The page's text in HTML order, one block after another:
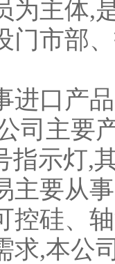
为主体,
门市部
进口产
司主要
指示灯,
主要从
控硅、
求,本公